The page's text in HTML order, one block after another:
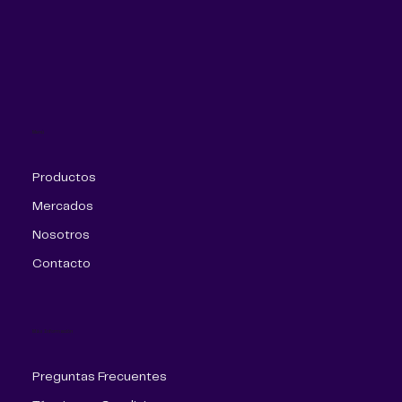
Preguntas Frecuentes
Productos
Mercados
Nosotros
Contacto